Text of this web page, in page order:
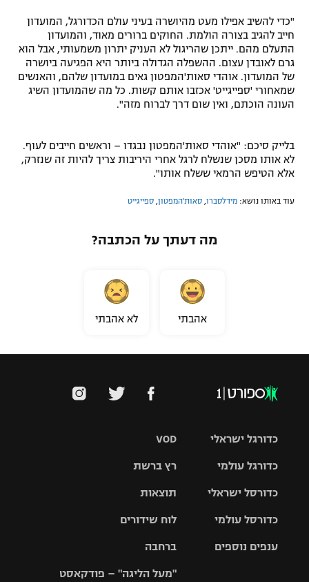
"כדי להשיב אפילו מעט מהיושרה בעיני עולם הכדורגל, המועדון
חייב להגיב בצורה הולמת. החוקים ברורים מאוד, והמועדון
התעלם מהם. ייתכן שהריגול לא העניק יתרון משמעותי, אבל הוא
גרם לאובדן עצום. ההשפלה הגדולה ביותר היא הפגיעה ביושרה
של המועדון. אוהדי סאות'המפטון גאים במועדון שלהם, והאנשים
שמאחורי 'ספייגייט' אכזבו אותם קשות. כל מה שהמועדון השיג
העונה הוכתם, ואין שום דרך לברוח מזה".
בלייק סיכם: "אוהדי סאות'המפטון נבגדו – וראשים חייבים לעוף.
לא אותו מסכן שנשלח לרגל אחרי היריבות צריך להיות זה שנזרק,
אלא הטיפש הרמאי ששלח אותו".
עוד באותו נושא: מידלסברו סאות'המפטון ספייגייט
מה דעתך על הכתבה?
אהבתי לא אהבתי
VOD
רץ ברשת
תוצאות
לוח שידורים
ברחבה
"מעל הליגה" – פודקאסט
כדורגל ישראלי
גביע הטוטו
כדורגל עולמי
האלופות
ליגה
כדורסל ישראלי
סל
כדורסל עולמי
ענפים נוספים